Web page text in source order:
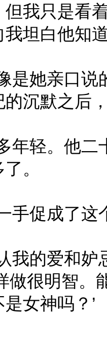
但我只是看
坦白他知
是她亲口说
沉默之后
年轻。他二
。
手促成了这
我的爱和妒
做很明智
女神吗？’